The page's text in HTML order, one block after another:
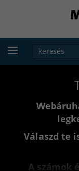
Válaszd te
A számok